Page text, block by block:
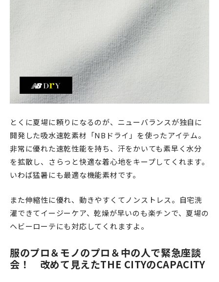
とくに夏場に頼りになるのが、ニューバランスが独自に
開発した吸水速乾素材「NBドライ」を使ったアイテム。
非常に優れた速乾性能を持ち、汗をかいても素早く水分
を拡散し、さらっと快適な着心地をキープしてくれます。
いわば猛暑にも最適な機能素材です。
また伸縮性に優れ、動きやすくてノンストレス。自宅洗
濯できてイージーケア、乾燥が早いのも楽チンで、夏場の
ヘビーローテにも対応してくれますよ。
服のプロ＆モノのプロ＆中の人で緊急座談
会！ 改めて見えたTHE CITYのCAPACITY